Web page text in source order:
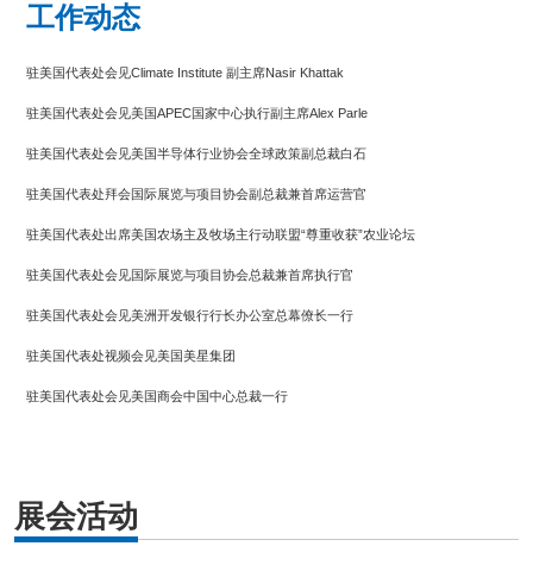
工作动态
驻美国代表处会见Climate Institute 副主席Nasir Khattak
驻美国代表处会见美国APEC国家中心执行副主席Alex Parle
驻美国代表处会见美国半导体行业协会全球政策副总裁白石
驻美国代表处拜会国际展览与项目协会副总裁兼首席运营官
驻美国代表处出席美国农场主及牧场主行动联盟“尊重收获”农业论坛
驻美国代表处会见国际展览与项目协会总裁兼首席执行官
驻美国代表处会见美洲开发银行行长办公室总幕僚长一行
驻美国代表处视频会见美国美星集团
驻美国代表处会见美国商会中国中心总裁一行
展会活动